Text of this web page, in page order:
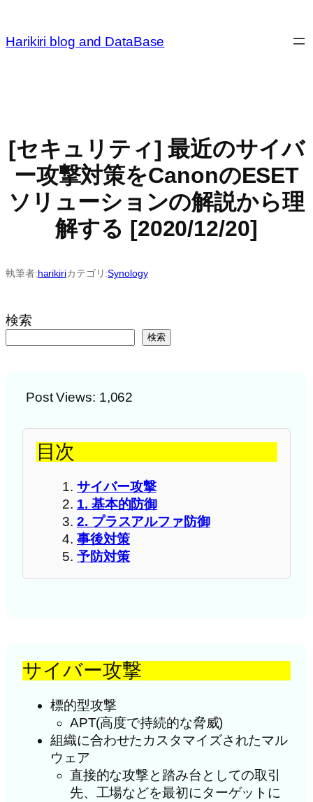
を
Harikiri blog and DataBase
[セキュリティ] 最近のサイバ
ー攻撃対策をCanonのESET
ソリューションの解説から理
解する [2020/12/20]
執筆者:harikiriカテゴリ:Synology
検索
検索
Post Views: 1,062
目次
サイバー攻撃
1. 基本的防御
2. プラスアルファ防御
事後対策
予防対策
サイバー攻撃
標的型攻撃
APT(高度で持続的な脅威)
組織に合わせたカスタマイズされたマル
ウェア
直接的な攻撃と踏み台としての取引
先、工場などを最初にターゲットに